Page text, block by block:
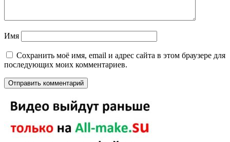
Имя
Сохранить моё имя, email и адрес сайта в этом браузере для
последующих моих комментариев.